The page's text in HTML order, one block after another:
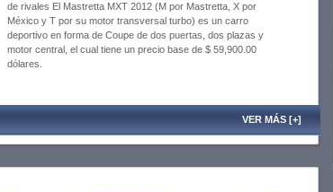
de rivales El Mastretta MXT 2012 (M por Mastretta, X por
México y T por su motor transversal turbo) es un carro
deportivo en forma de Coupe de dos puertas, dos plazas y
motor central, el cual tiene un precio base de $ 59,900.00
dólares.
VER MÁS [+]